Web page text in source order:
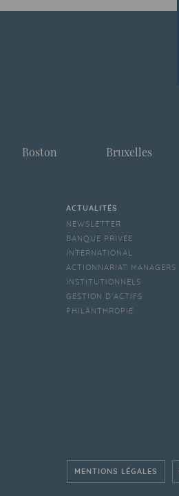
Boston Bruxelles
ACTUALITÉS
NEWSLETTER
BANQUE PRIVÉE
INTERNATIONAL
ACTIONNARIAT MANAGERS
INSTITUTIONNELS
GESTION D'ACTIFS
PHILANTHROPIE
MENTIONS LÉGALES